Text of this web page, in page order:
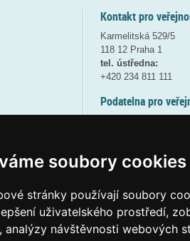
soubory cookies
stránky používají soubory
uživatelského prostředí,
analýzy návštěvnosti webových
Kontakt pro
Karmelitská 529/5
118 12 Praha 1
tel. ústředna:
+420 234 811 111
Podatelna pro
(více informací
Elektronická
posta@msmtgov cz